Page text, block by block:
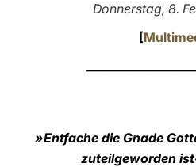
Donnerstag, 8.
[
»Entfache die Gnade
zuteilgeworden